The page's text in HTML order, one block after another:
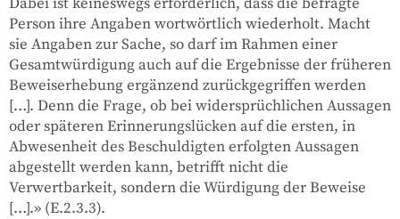
Person ihre Angaben wortwörtlich wiederholt. Macht
sie Angaben zur Sache, so darf im Rahmen einer
Gesamtwürdigung auch auf die Ergebnisse der früheren
Beweiserhebung ergänzend zurückgegriffen werden
[…]. Denn die Frage, ob bei widersprüchlichen Aussagen
oder späteren Erinnerungslücken auf die ersten, in
Abwesenheit des Beschuldigten erfolgten Aussagen
abgestellt werden kann, betrifft nicht die
Verwertbarkeit, sondern die Würdigung der Beweise
[…].» (E.2.3.3).